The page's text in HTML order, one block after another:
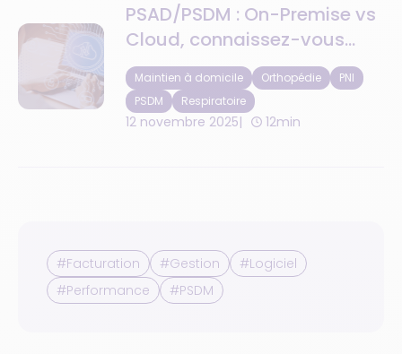
PSAD/PSDM : On-Premise vs
Cloud, connaissez-vous
vraiment la différence ?
Maintien à domicile Orthopédie
PNI
PSDM
Respiratoire
12 novembre 2025 12min
#Facturation #Gestion
#Logiciel
#Performance
#PSDM